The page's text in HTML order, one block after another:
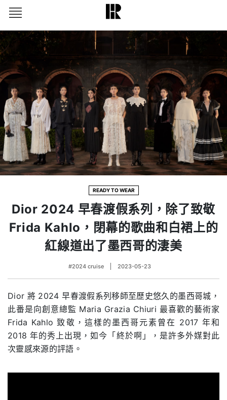
READY TO WEAR
Dior 2024 早春渡假系列，除了致敬
Frida Kahlo，閉幕的歌曲和白裙上的
紅線道出了墨西哥的淒美
#2024 cruise 2023-05-23
Dior 將 2024 早春渡假系列移師至歷史悠久的墨西哥城，
此番是向創意總監 Maria Grazia Chiuri 最喜歡的藝術家
Frida Kahlo 致敬，這樣的墨西哥元素曾在 2017 年和
2018 年的秀上出現，如今「終於啊」，是許多外媒對此
次靈感來源的評語。